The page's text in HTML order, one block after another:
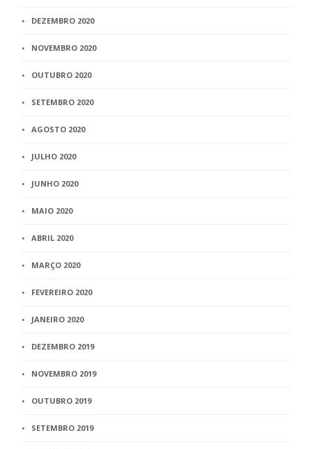
DEZEMBRO 2020
NOVEMBRO 2020
OUTUBRO 2020
SETEMBRO 2020
AGOSTO 2020
JULHO 2020
JUNHO 2020
MAIO 2020
ABRIL 2020
MARÇO 2020
FEVEREIRO 2020
JANEIRO 2020
DEZEMBRO 2019
NOVEMBRO 2019
OUTUBRO 2019
SETEMBRO 2019